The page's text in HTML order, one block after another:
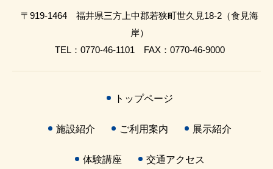
〒919-1464 福井県三方上中郡若狭町世久見18-2（食見海
岸）
TEL：0770-46-1101 FAX：0770-46-9000
トップページ
施設紹介 ご利用案内 展示紹介
体験講座 交通アクセス